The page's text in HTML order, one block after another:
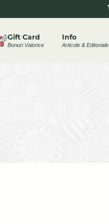
Gift Card
Bonuri Valorice
Info
Articole & Editoriale